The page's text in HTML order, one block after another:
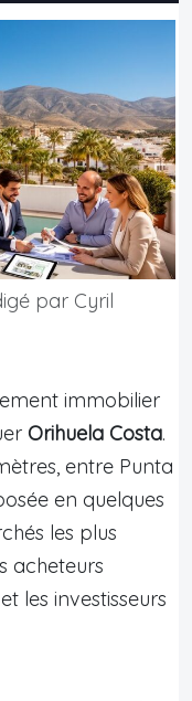
par Cyril
immobilier
Orihuela Costa.
entre Punta
en quelques
les plus
acheteurs
les investisseurs